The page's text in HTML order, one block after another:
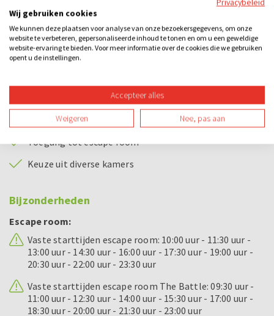
spelen.
Breid het uitje uit met een diner, borrel of extra activiteit
zoals een quiz of citygame, ideaal als je een compleet
Bij dit uitje inbegrepen
Toegang tot escape room
Keuze uit diverse kamers
Bijzonderheden
Escape room:
Vaste starttijden escape room: 10:00 uur - 11:30 uur -
13:00 uur - 14:30 uur - 16:00 uur - 17:30 uur - 19:00 uur -
20:30 uur - 22:00 uur - 23:30 uur
Vaste starttijden escape room The Battle: 09:30 uur -
11:00 uur - 12:30 uur - 14:00 uur - 15:30 uur - 17:00 uur -
18:30 uur - 20:00 uur - 21:30 uur - 23:00 uur
Wij gebruiken cookies
We kunnen deze plaatsen voor analyse van onze bezoekersgegevens, om onze
website te verbeteren, gepersonaliseerde inhoud te tonen en om u een geweldige
website-ervaring te bieden. Voor meer informatie over de cookies die we gebruiken
opent u de instellingen.
Accepteer alles
Weigeren Nee, pas aan